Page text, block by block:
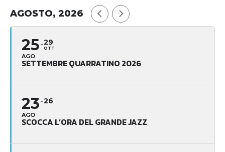
AGOSTO, 2026
25
AGO
29
OTT
SETTEMBRE QUARRATINO 2026
23
AGO
26
SCOCCA L’ORA DEL GRANDE JAZZ